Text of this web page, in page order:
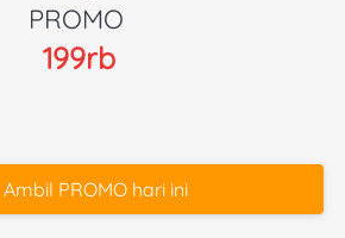
PROMO
199rb
Ambil PROMO hari ini